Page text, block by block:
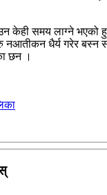
केही समय लाग्ने भएको
नआतीकन धैर्य गरेर
छन ।